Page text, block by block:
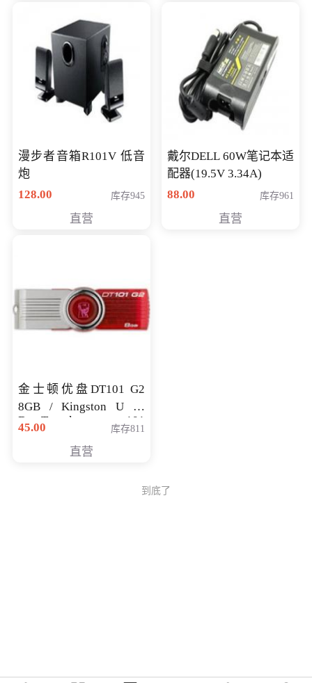
漫步者音箱R101V 低音
炮
128.00
库存945
直营
戴尔DELL 60W笔记本适
配器(19.5V 3.34A)
88.00
库存961
直营
金士顿优盘DT101 G2
8GB / Kingston U 盘
DataTraveler 101
Generati
45.00 库存811
直营
到底了